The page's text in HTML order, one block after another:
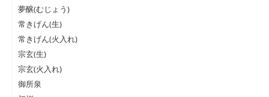
夢醸(むじょう)
常きげん(生)
常きげん(火入れ)
宗玄(生)
宗玄(火入れ)
御所泉